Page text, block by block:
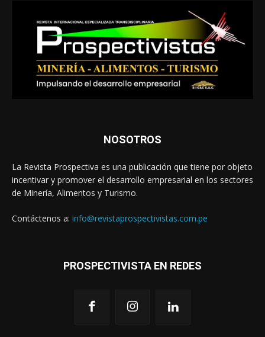
NOSOTROS
La Revista Prospectiva es una publicación que tiene por objeto
incentivar y promover el desarrollo empresarial en los sectores
de Minería, Alimentos y Turismo.
Contáctenos a: info@revistaprospectivistas.com.pe
PROSPECTIVISTA EN REDES